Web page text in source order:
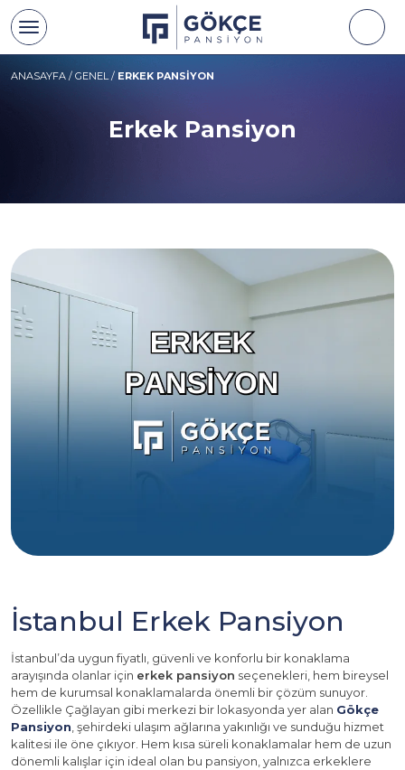
ANASAYFA / GENEL/ ERKEK PANSIYON
Erkek Pansiyon
İstanbul Erkek Pansiyon
İstanbul’da uygun fiyatlı, güvenli ve konforlu bir konaklama
arayışında olanlar için erkek pansiyon seçenekleri, hem bireysel
hem de kurumsal konaklamalarda önemli bir çözüm sunuyor.
Özellikle Çağlayan gibi merkezi bir lokasyonda yer alan Gökçe
Pansiyon , şehirdeki ulaşım ağlarına yakınlığı ve sunduğu hizmet
kalitesi ile öne çıkıyor. Hem kısa süreli konaklamalar hem de uzun
dönemli kalışlar için ideal olan bu pansiyon, yalnızca erkeklere